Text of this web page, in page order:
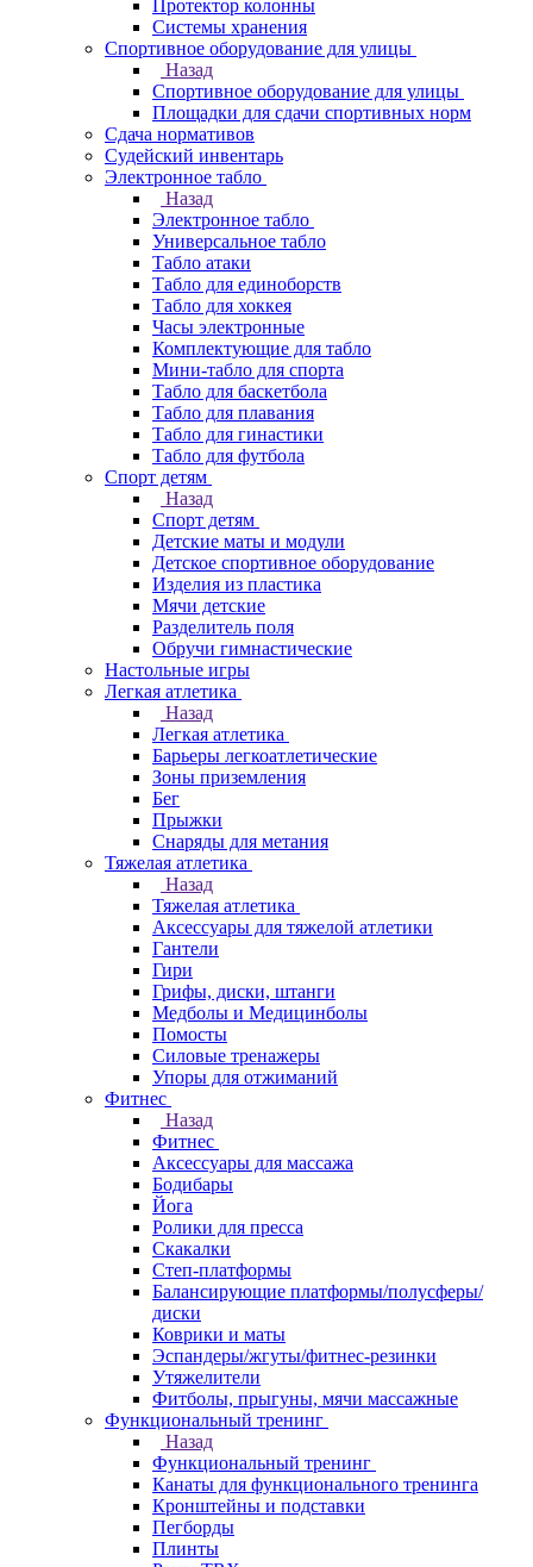
Протектор колонны
Системы хранения
Спортивное оборудование для улицы
Назад
Спортивное оборудование для улицы
Площадки для сдачи спортивных норм
Сдача нормативов
Судейский инвентарь
Электронное табло
Назад
Электронное табло
Универсальное табло
Табло атаки
Табло для единоборств
Табло для хоккея
Часы электронные
Комплектующие для табло
Мини-табло для спорта
Табло для баскетбола
Табло для плавания
Табло для гинастики
Табло для футбола
Спорт детям
Назад
Спорт детям
Детские маты и модули
Детское спортивное оборудование
Изделия из пластика
Мячи детские
Разделитель поля
Обручи гимнастические
Настольные игры
Легкая атлетика
Назад
Легкая атлетика
Барьеры легкоатлетические
Зоны приземления
Бег
Прыжки
Снаряды для метания
Тяжелая атлетика
Назад
Тяжелая атлетика
Аксессуары для тяжелой атлетики
Гантели
Гири
Грифы, диски, штанги
Медболы и Медицинболы
Помосты
Силовые тренажеры
Упоры для отжиманий
Фитнес
Назад
Фитнес
Аксессуары для массажа
Бодибары
Йога
Ролики для пресса
Скакалки
Степ-платформы
Балансирующие платформы/полусферы/
диски
Коврики и маты
Эспандеры/жгуты/фитнес-резинки
Утяжелители
Фитболы, прыгуны, мячи массажные
Функциональный тренинг
Назад
Функциональный тренинг
Канаты для функционального тренинга
Кронштейны и подставки
Пегборды
Плинты